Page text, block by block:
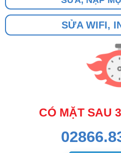
SỬA WIFI,
CÓ MẶT SAU